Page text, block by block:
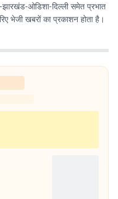
ओडिशा-दिल्‍ली समेत प्रभात
भेजी खबरों का प्रकाशन होता है।